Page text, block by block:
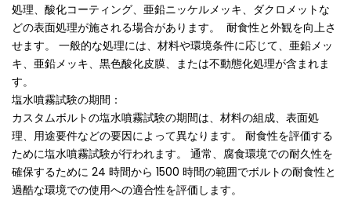
処理、酸化コーティング、亜鉛ニッケルメッキ、ダクロメットな
どの表面処理が施される場合があります。 耐食性と外観を向上さ
せます。 一般的な処理には、材料や環境条件に応じて、亜鉛メッ
キ、亜鉛メッキ、黒色酸化皮膜、または不動態化処理が含まれま
す。
塩水噴霧試験の期間：
カスタムボルトの塩水噴霧試験の期間は、材料の組成、表面処
理、用途要件などの要因によって異なります。 耐食性を評価する
ために塩水噴霧試験が行われます。 通常、腐食環境での耐久性を
確保するために 24 時間から 1500 時間の範囲でボルトの耐食性と
過酷な環境での使用への適合性を評価します。